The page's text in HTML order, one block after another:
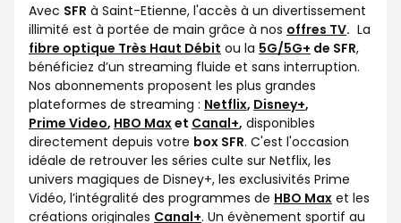
Avec SFR à Saint-Etienne, l'accès à un divertissement
illimité est à portée de main grâce à nos offres TV. La
fibre optique Très Haut Débit ou la 5G/5G+ de SFR,
bénéficiez d’un streaming fluide et sans interruption.
Nos abonnements proposent les plus grandes
plateformes de streaming : Netflix, Disney+,
Prime Video, HBO Maxet Canal+, disponibles
directement depuis votre box SFR. C'est l'occasion
idéale de retrouver les séries culte sur Netflix, les
univers magiques de Disney+, les exclusivités Prime
Vidéo, l’intégralité des programmes de HBO Max et les
créations originales Canal+. Un évènement sportif au